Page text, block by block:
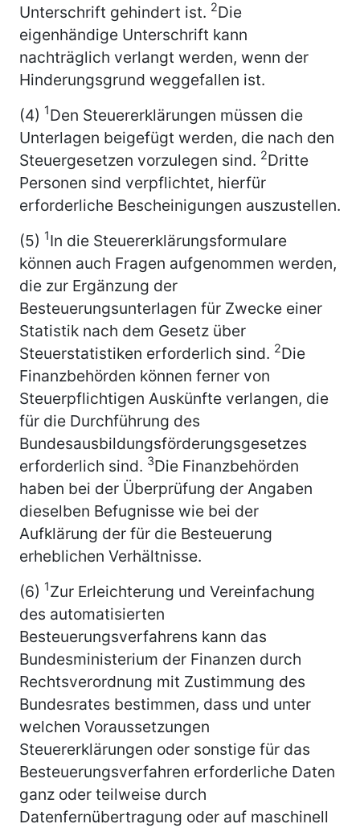
Unterschrift gehindert ist. 2Die
eigenhändige Unterschrift kann
nachträglich verlangt werden, wenn der
Hinderungsgrund weggefallen ist.
(4) 1Den Steuererklärungen müssen die
Unterlagen beigefügt werden, die nach den
Steuergesetzen vorzulegen sind. 2Dritte
Personen sind verpflichtet, hierfür
erforderliche Bescheinigungen auszustellen.
(5) 1In die Steuererklärungsformulare
können auch Fragen aufgenommen werden,
die zur Ergänzung der
Besteuerungsunterlagen für Zwecke einer
Statistik nach dem Gesetz über
Steuerstatistiken erforderlich sind. 2Die
Finanzbehörden können ferner von
Steuerpflichtigen Auskünfte verlangen, die
für die Durchführung des
Bundesausbildungsförderungsgesetzes
erforderlich sind. 3Die Finanzbehörden
haben bei der Überprüfung der Angaben
dieselben Befugnisse wie bei der
Aufklärung der für die Besteuerung
erheblichen Verhältnisse.
(6) 1Zur Erleichterung und Vereinfachung
des automatisierten
Besteuerungsverfahrens kann das
Bundesministerium der Finanzen durch
Rechtsverordnung mit Zustimmung des
Bundesrates bestimmen, dass und unter
welchen Voraussetzungen
Steuererklärungen oder sonstige für das
Besteuerungsverfahren erforderliche Daten
ganz oder teilweise durch
Datenfernübertragung oder auf maschinell